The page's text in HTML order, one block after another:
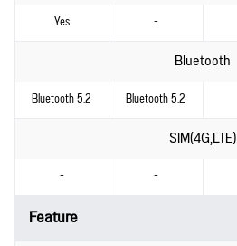
Yes -
Bluetooth
Bluetooth 5.2 Bluetooth 5.2
SIM(4G,LTE)
- -
Feature